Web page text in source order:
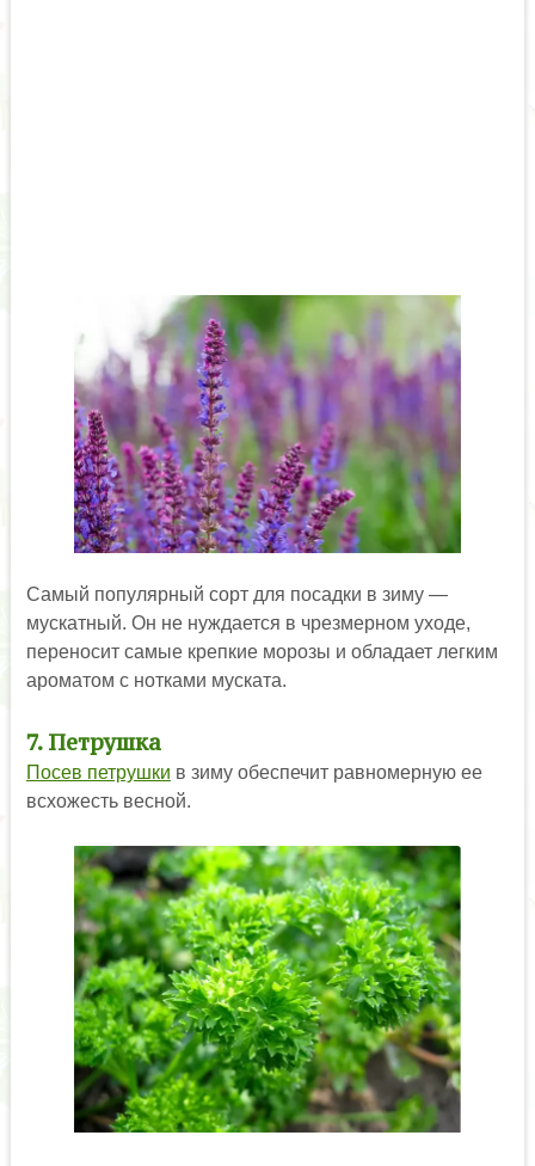
Самый популярный сорт для посадки в зиму —
мускатный. Он не нуждается в чрезмерном уходе,
переносит самые крепкие морозы и обладает легким
ароматом с нотками муската.
7. Петрушка
Посев петрушки в зиму обеспечит равномерную ее
всхожесть весной.